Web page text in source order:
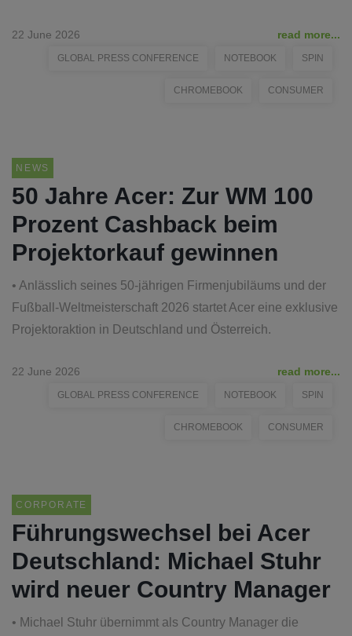
22 June 2026 read more...
GLOBAL PRESS CONFERENCE NOTEBOOK SPIN
CHROMEBOOK CONSUMER
NEWS
50 Jahre Acer: Zur WM 100
Prozent Cashback beim
Projektorkauf gewinnen
• Anlässlich seines 50-jährigen Firmenjubiläums und der
Fußball-Weltmeisterschaft 2026 startet Acer eine exklusive
Projektoraktion in Deutschland und Österreich.
22 June 2026 read more...
GLOBAL PRESS CONFERENCE NOTEBOOK SPIN
CHROMEBOOK CONSUMER
CORPORATE
Führungswechsel bei Acer
Deutschland: Michael Stuhr
wird neuer Country Manager
• Michael Stuhr übernimmt als Country Manager die